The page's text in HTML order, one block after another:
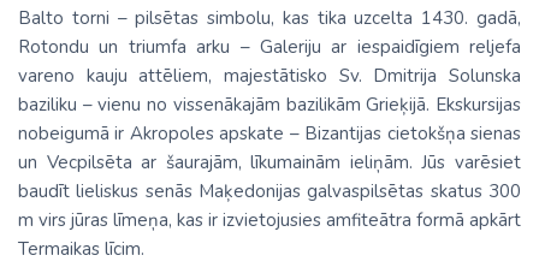
Balto torni – pilsētas simbolu, kas tika uzcelta 1430. gadā,
Rotondu un triumfa arku – Galeriju ar iespaidīgiem reljefa
vareno kauju attēliem, majestātisko Sv. Dmitrija Solunska
baziliku – vienu no vissenākajām bazilikām Grieķijā. Ekskursijas
nobeigumā ir Akropoles apskate – Bizantijas cietokšņa sienas
un Vecpilsēta ar šaurajām, līkumainām ieliņām. Jūs varēsiet
baudīt lieliskus senās Maķedonijas galvaspilsētas skatus 300
m virs jūras līmeņa, kas ir izvietojusies amfiteātra formā apkārt
Termaikas līcim.